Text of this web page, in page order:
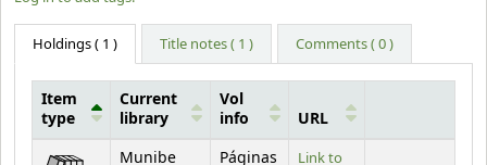
Holdings( 1 ) Title notes ( 1 ) Comments ( 0 )
Holdings
Item
type
Current
library
Vol
info
URL
Munibe
Páginas Link to